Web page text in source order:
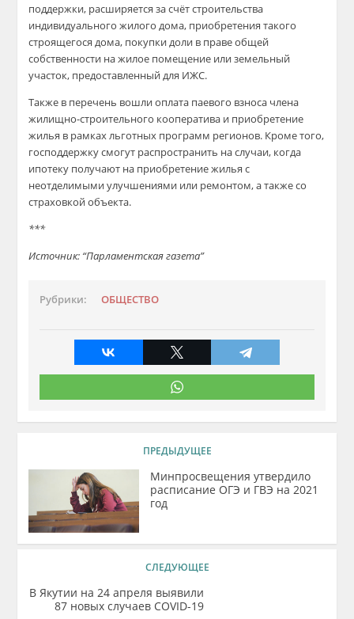
поддержки, расширяется за счёт строительства
индивидуального жилого дома, приобретения такого
строящегося дома, покупки доли в праве общей
собственности на жилое помещение или земельный
участок, предоставленный для ИЖС.
Также в перечень вошли оплата паевого взноса члена
жилищно-строительного кооператива и приобретение
жилья в рамках льготных программ регионов. Кроме того,
господдержку смогут распространить на случаи, когда
ипотеку получают на приобретение жилья с
неотделимыми улучшениями или ремонтом, а также со
страховкой объекта.
***
Источник: “Парламентская газета”
Рубрики: ОБЩЕСТВО
ПРЕДЫДУЩЕЕ
Минпросвещения утвердило
расписание ОГЭ и ГВЭ на 2021
год
СЛЕДУЮЩЕЕ
В Якутии на 24 апреля выявили
87 новых случаев COVID-19